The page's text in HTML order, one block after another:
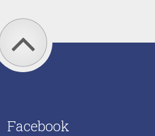
Facebook